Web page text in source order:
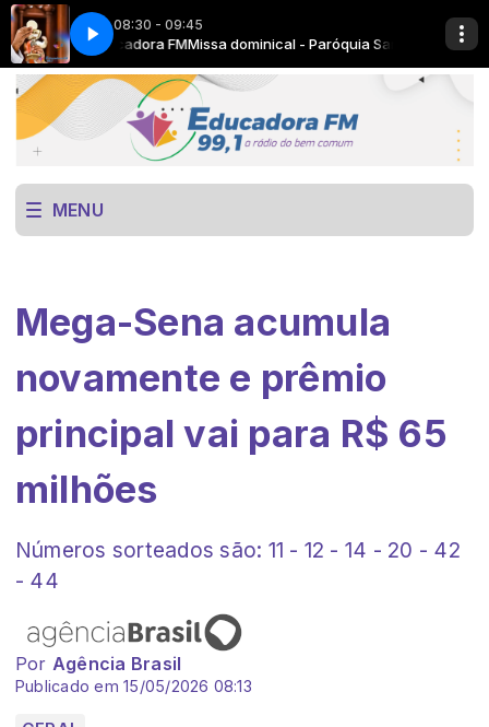
08:30 - 09:45
com Educadora FMMissa dominical - Paróquia Santa Rita de Cássia
Now Playing info goes here
Educadora FM Programação Educadora FM com Educadora FM
MENU
Mega-Sena acumula
novamente e prêmio
principal vai para R$ 65
milhões
Números sorteados são: 11 - 12 - 14 - 20 - 42
- 44
Por Agência Brasil
Publicado em 15/05/2026 08:13